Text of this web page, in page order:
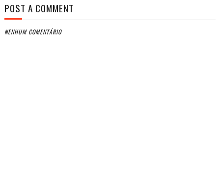
POST A COMMENT
NENHUM COMENTÁRIO